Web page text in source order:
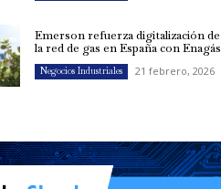
Emerson refuerza digitalización de
la red de gas en España con Enagás
Negocios Industriales 21 febrero, 2026